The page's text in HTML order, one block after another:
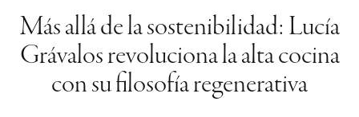
Más allá de la sostenibilidad: Lucía
Grávalos revoluciona la alta cocina
con su filosofía regenerativa